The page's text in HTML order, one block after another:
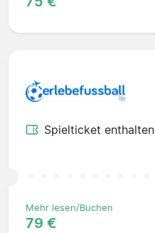
Spielticket enthalten
Mehr lesen/Buchen
79 €